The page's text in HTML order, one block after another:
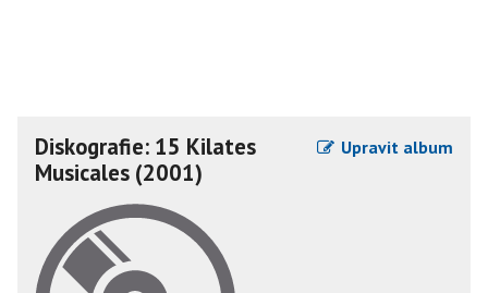
Diskografie: 15 Kilates
Musicales (2001)
Upravit album